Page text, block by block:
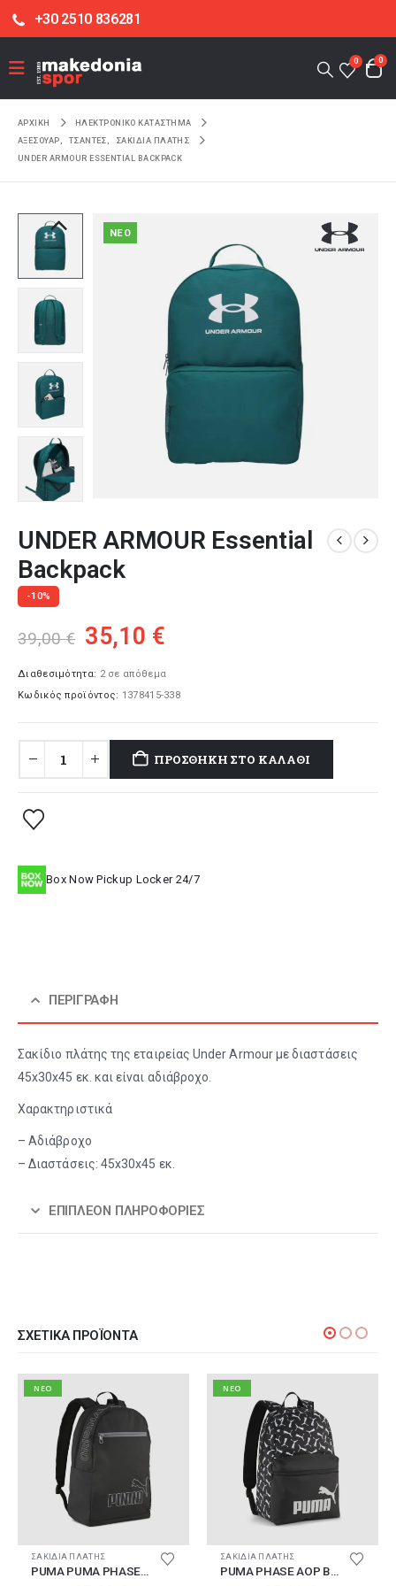
+30 2510 836281
0 0
ΑΡΧΙΚΉ
ΗΛΕΚΤΡΟΝΙΚΌ ΚΑΤΆΣΤΗΜΑ
ΑΞΕΣΟΥΑΡ
ΤΣΑΝΤΕΣ
ΣΑΚΙΔΙΑ ΠΛΑΤΗΣ
UNDER ARMOUR ESSENTIAL BACKPACK
NEO
UNDER ARMOUR Essential
Backpack
-10%
39,00€ Original
was:
39,00 €.
35,10 €
τιμή
είναι:
35,10 €.
Διαθεσιμότητα: 2 σε απόθεμα
Κωδικός προϊόντος: 1378415-338
ΠΡΟΣΘΉΚΗ ΣΤΟ ΚΑΛΆΘΙ
Box Now Pickup Locker 24/7
ΠΕΡΙΓΡΑΦΉ
Σακίδιο πλάτης της εταιρείας Under Armour με διαστάσεις
45x30x45 εκ. και είναι αδιάβροχο.
Χαρακτηριστικά
– Αδιάβροχο
– Διαστάσεις: 45x30x45 εκ.
ΕΠΙΠΛΈΟΝ ΠΛΗΡΟΦΟΡΊΕΣ
ΣΧΕΤΙΚΆ ΠΡΟΪΌΝΤΑ
NEO
ΣΑΚΙΔΙΑ ΠΛΑΤΗΣ
PUMA PUMA PHASE Backpack II
NEO
ΣΑΚΙΔΙΑ ΠΛΑΤΗΣ
PUMA PHASE AOP Backpack